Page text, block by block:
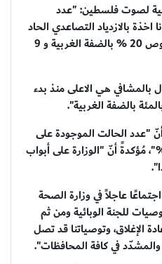
لصوت فلسطين: "عدد
بالازدياد التصاعدي الحاد
حيث بلغت نسبة ايجابية الفحوص 20 % بالضفة الغربية و 9
بالمشافي هي الاعلى منذ بدء
"عدد الحالت الموجودة على
التنفس الاصطناعي 48%"، مُؤكدةً أنّ "الوزارة على أبواب
عاجلاً في وزارة الصحة
للجنة الوبائية ومن ثم
الإغلاق، وتوصياتنا قد تصل
في كافة المحافظات".